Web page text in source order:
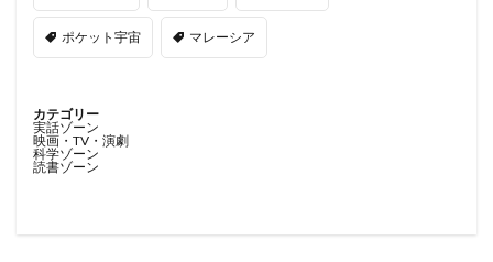
ポケット宇宙 マレーシア
カテゴリー
実話ゾーン
映画・TV・演劇
科学ゾーン
読書ゾーン